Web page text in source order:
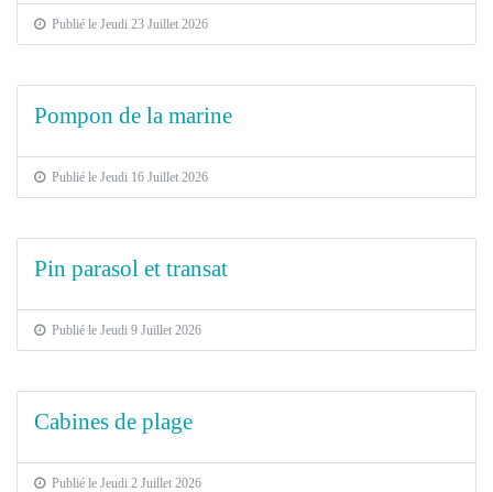
Publié le Jeudi 23 Juillet 2026
Pompon de la marine
Publié le Jeudi 16 Juillet 2026
Pin parasol et transat
Publié le Jeudi 9 Juillet 2026
Cabines de plage
Publié le Jeudi 2 Juillet 2026